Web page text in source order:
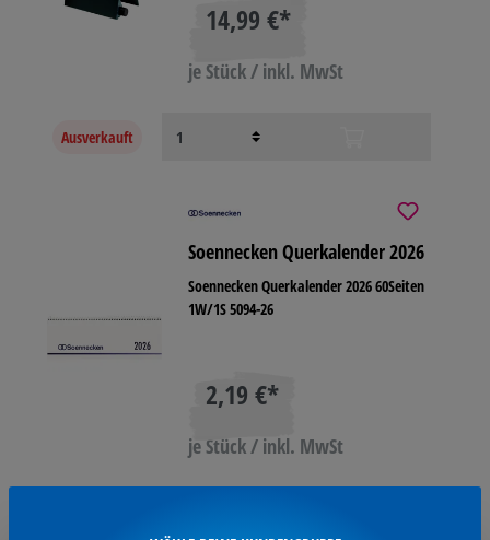
14,99 €*
je Stück / inkl. MwSt
Ausverkauft
Soennecken Querkalender 2026
Soennecken Querkalender 2026 60Seiten
1W/1S 5094-26
2,19 €*
je Stück / inkl. MwSt